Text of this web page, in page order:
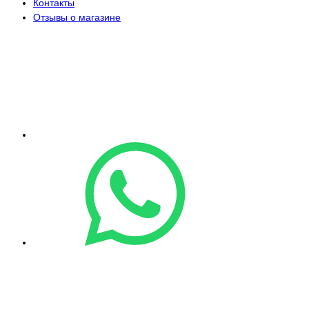
Контакты
Отзывы о магазине